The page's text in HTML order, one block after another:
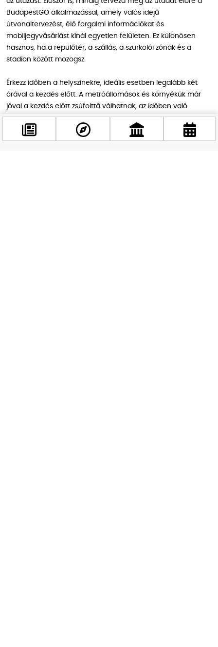
BudapestGO alkalmazással, amely valós idejű
útvonaltervezést, élő forgalmi információkat és
mobiljegyvásárlást kínál egyetlen felületen. Ez különösen
hasznos, ha a repülőtér, a szállás, a szurkolói zónák és a
stadion között mozogsz.
Érkezz időben a helyszínekre, ideális esetben legalább két
órával a kezdés előtt. A metróállomások és környékük már
jóval a kezdés előtt zsúfolttá válhatnak, az időben való
érkezés pedig csökkenti a stresszt és biztosítja, hogy ne
maradj le az élményekből. A meccsnapon kerüld a taxit és a
saját autót a stadion környékén, mert jelentős útlezárások és